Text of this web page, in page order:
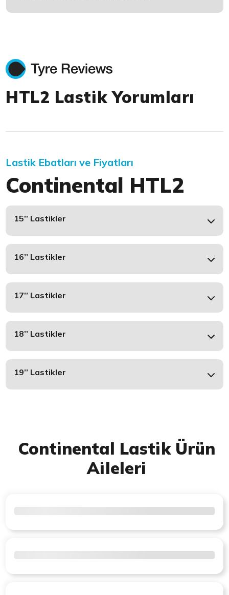
HTL2 Lastik Yorumları
Lastik Ebatları ve Fiyatları
Continental HTL2
15’’ Lastikler
16’’ Lastikler
17’’ Lastikler
18’’ Lastikler
19’’ Lastikler
Continental Lastik Ürün
Aileleri